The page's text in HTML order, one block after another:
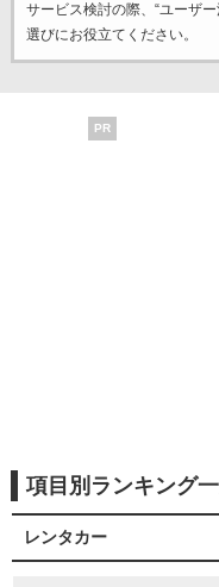
サービス検討の際、“ユーザ
選びにお役立てください。
PR
項目別ランキング
レンタカー